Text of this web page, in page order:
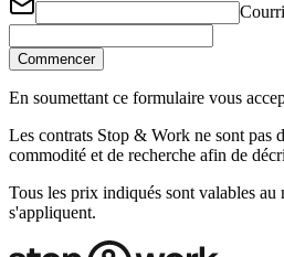
Commencer
En soumettant ce formulaire vous
Les contrats Stop & Work ne sont pas
commodité et de recherche afin de
Tous les prix indiqués sont valables
s'appliquent.